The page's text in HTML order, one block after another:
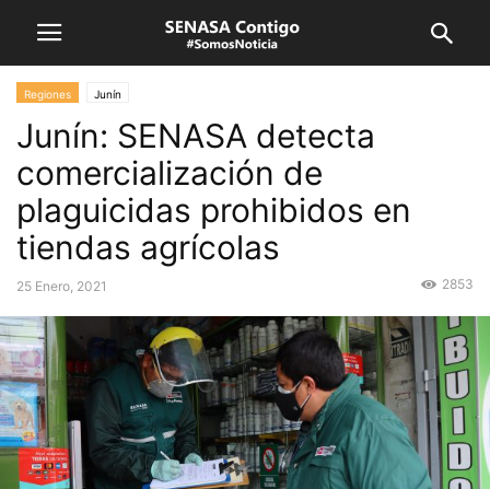
Regiones Junín
Junín: SENASA detecta
comercialización de
plaguicidas prohibidos en
tiendas agrícolas
25 Enero, 2021 2853